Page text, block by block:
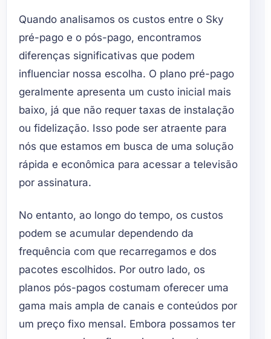
Quando analisamos os custos entre o Sky
pré-pago e o pós-pago, encontramos
diferenças significativas que podem
influenciar nossa escolha. O plano pré-pago
geralmente apresenta um custo inicial mais
baixo, já que não requer taxas de instalação
ou fidelização. Isso pode ser atraente para
nós que estamos em busca de uma solução
rápida e econômica para acessar a televisão
por assinatura.
No entanto, ao longo do tempo, os custos
podem se acumular dependendo da
frequência com que recarregamos e dos
pacotes escolhidos. Por outro lado, os
planos pós-pagos costumam oferecer uma
gama mais ampla de canais e conteúdos por
um preço fixo mensal. Embora possamos ter